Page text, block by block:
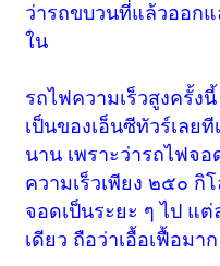
ว่ารถขบวนที่แล้วออกแ
ใน
รถไฟความเร็วสูงครั้ง
เป็นของเอ็นซีทัวร์เลย
นาน เพราะว่ารถไฟจ
ความเร็วเพียง ๒๕๐ กิ
จอดเป็นระยะ ๆ ไป แ
เดียว ถือว่าเอื้อเฟื้อมาก